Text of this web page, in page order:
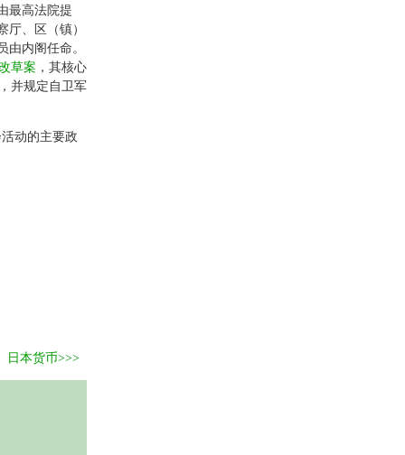
最高法院提
、区（镇）
由内阁任命。
草案 ，其核心
并规定自卫军
动的主要政
日本货币>>>